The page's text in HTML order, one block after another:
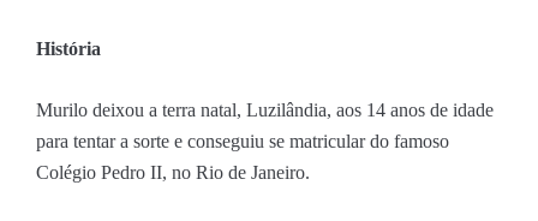
História
Murilo deixou a terra natal, Luzilândia, aos 14 anos de idade
para tentar a sorte e conseguiu se matricular do famoso
Colégio Pedro II, no Rio de Janeiro.